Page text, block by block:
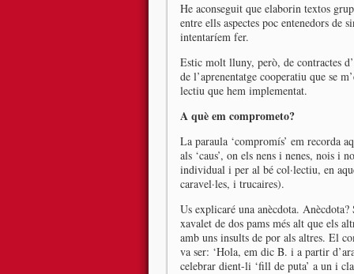
He aconseguit que elaborin textos
entre ells aspectes poc entenedors
intentaríem fer.
Estic molt lluny, però, de contractes
de l’aprenentatge cooperatiu que se
lectiu que hem implementat.
A què em comprometo?
La paraula ‘compromís’ em recorda
als ‘caus’, on els nens i nenes, nois i
individual i per al bé col·lectiu, en
caravel·les, i trucaires).
Us explicaré una anècdota.
xavalet de dos pams més alt que els
amb uns insults de por als altres. El
va ser: ‘Hola, em dic B. i a partir
celebrar dient-li ‘fill de puta’ a un i